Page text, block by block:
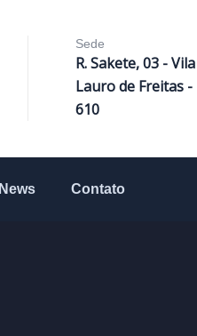
Sede
R. Sakete, 03 -
Lauro de Freitas -
610
News Contato